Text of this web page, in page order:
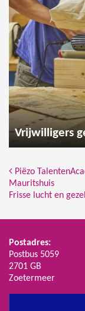
Bericht
Piëzo
Mauritshuis
Frisse lucht en
Postadres:
Postbus 5059
2701 GB
Zoetermeer